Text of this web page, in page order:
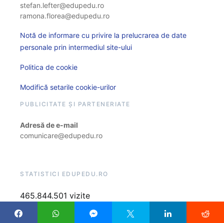
stefan.lefter@edupedu.ro
ramona.florea@edupedu.ro
Notă de informare cu privire la prelucrarea de date
personale prin intermediul site-ului
Politica de cookie
Modifică setarile cookie-urilor
PUBLICITATE ȘI PARTENERIATE
Adresă de e-mail
comunicare@edupedu.ro
STATISTICI EDUPEDU.RO
465.844.501 vizite